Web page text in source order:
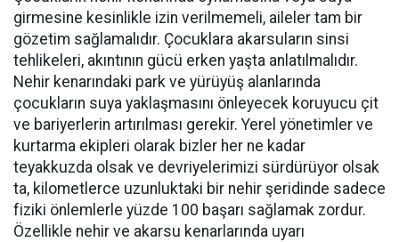
girmesine kesinlikle izin verilmemeli, aileler tam bir
gözetim sağlamalıdır. Çocuklara akarsuların sinsi
tehlikeleri, akıntının gücü erken yaşta anlatılmalıdır.
Nehir kenarındaki park ve yürüyüş alanlarında
çocukların suya yaklaşmasını önleyecek koruyucu çit
ve bariyerlerin artırılması gerekir. Yerel yönetimler ve
kurtarma ekipleri olarak bizler her ne kadar
teyakkuzda olsak ve devriyelerimizi sürdürüyor olsak
ta, kilometlerce uzunluktaki bir nehir şeridinde sadece
fiziki önlemlerle yüzde 100 başarı sağlamak zordur.
Özellikle nehir ve akarsu kenarlarında uyarı